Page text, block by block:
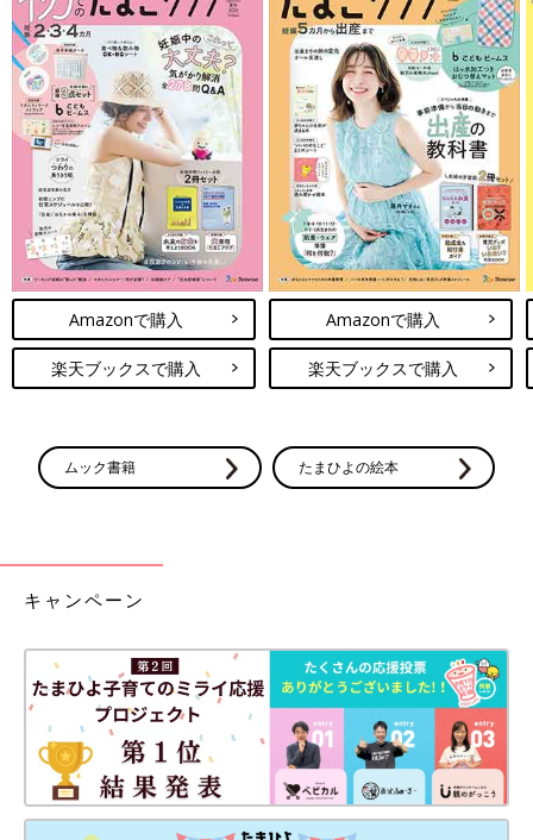
ところが、そんな私の心配をよそに、楽しそうに遊ぶ次女。
さすが保育士さん！と、安心して預けることができました。
なんてったって、カラーリング中の私よりも、初対面の保育士さ
んに抱きついていましたからね…。確かに異様な姿だったけれど
も！でも！顔と声はママでしょ～！(涙)
それでも託児つきの美容院が家の近くにできて、本当に良かった
～♪
次は、お散歩の途中で見つけた託児つきの歯医者さんに挑戦した
いです！
次回につづく。
・たまひよONLINEの育児マンガ一覧はこちら
静岡の田舎町在住。
中学3年生の長女、小学6年生の長男、10年ぶりに妊娠・出産し
た末っ子の次女はもう１歳！
妊娠・育児の記録を（インスタグラム）にて公開中。
Amazonで購入
楽天ブックスで購入
Amazonで購入
楽天ブックスで購入
ムック書籍 たまひよの絵本
キャンペーン